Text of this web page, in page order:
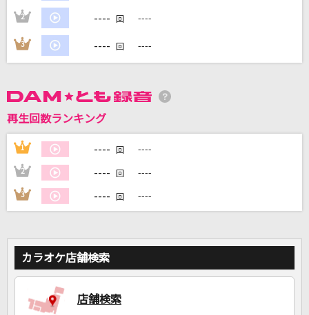
[生音]青と夏
Mrs. GREEN APPLE
福山雅治
[生音]恋におちて-Fall in love-
小林明子
2 ---- 回 ----
3 ---- 回 ----
再生回数ランキング
1 ---- 回 ----
2 ---- 回 ----
3 ---- 回 ----
カラオケ店舗検索
店舗検索